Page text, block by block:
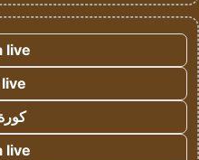
live
live